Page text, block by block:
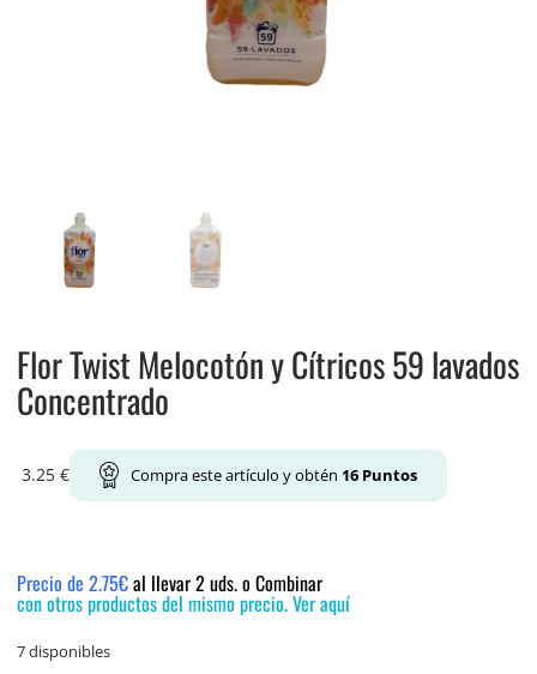
Flor Twist Melocotón y Cítricos 59 lavados
Concentrado
3.25 € Compra este artículo y obtén 16Puntos
Precio de 2.75€al llevar 2 uds. o Combinar
con otros productos del mismo precio. Ver aquí
7 disponibles